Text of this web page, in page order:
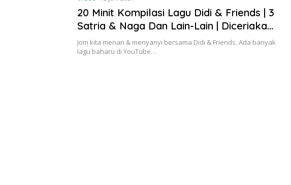
20 Minit Kompilasi Lagu Didi & Friends | 3
Satria & Naga Dan Lain-Lain | Diceriakan
oleh SSPN
Jom kita menari & menyanyi bersama Didi & Friends. Ada banyak
lagu baharu di YouTube…